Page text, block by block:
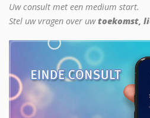
Uw consult met een medium start.
Stel uw vragen over uwtoekomst,